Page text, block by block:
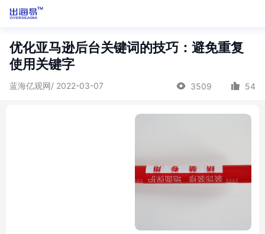
优化亚马逊后台关键词的技巧：避免重复
使用关键字
蓝海亿观网/ 2022-03-07 3509 54